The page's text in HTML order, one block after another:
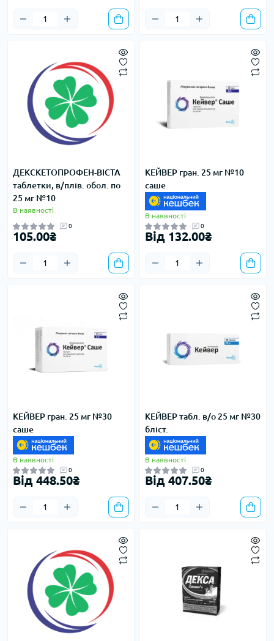
ДЕКСКЕТОПРОФЕН-ВІСТА
таблетки, в/плів. обол. по
25 мг №10
В наявності
0
105.00₴
КЕЙВЕР гран. 25 мг №10
саше
В наявності
0
Від 132.00₴
КЕЙВЕР гран. 25 мг №30
саше
В наявності
0
Від 448.50₴
КЕЙВЕР табл. в/о 25 мг №30
бліст.
В наявності
0
Від 407.50₴